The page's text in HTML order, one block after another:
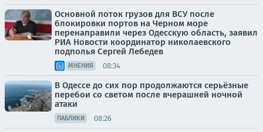
Основной поток грузов для ВСУ после
блокировки портов на Черном море
перенаправили через Одесскую область, заявил
РИА Новости координатор николаевского
подполья Сергей Лебедев
МНЕНИЯ 08:34
В Одессе до сих пор продолжаются серьёзные
перебои со светом после вчерашней ночной
атаки
ПАБЛИКИ 08:26